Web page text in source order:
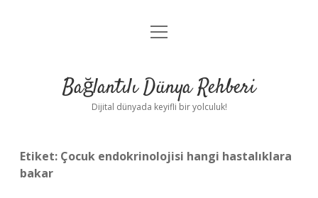
Anasayfa
Yasal Uyarı
menüyü
Bağlantılı Dünya Rehberi
Dijital dünyada keyifli bir yolculuk!
Etiket: Çocuk endokrinolojisi hangi hastalıklara
bakar